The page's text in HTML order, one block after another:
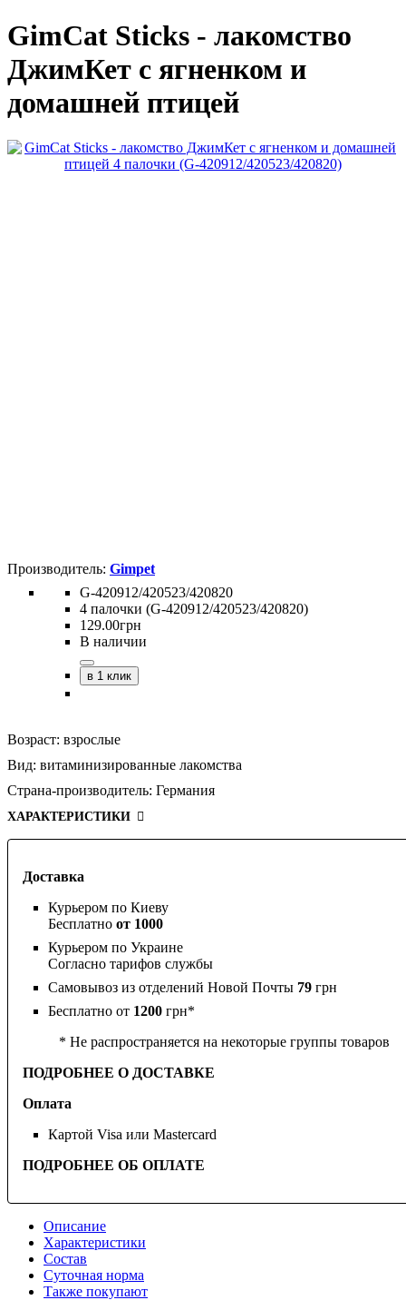
GimCat Sticks - лакомство
ДжимКет с ягненком и
домашней птицей
Доставка
Курьером по Киеву
Бесплатно от 1000
Курьером по Украине
Согласно тарифов службы
Самовывоз из отделений Новой Почты 79 грн
Бесплатно от 1200 грн*
* Не распространяется на некоторые группы товаров
ПОДРОБНЕЕ О ДОСТАВКЕ
Оплата
Картой Visa или Mastercard
ПОДРОБНЕЕ ОБ ОПЛАТЕ
Gimpet
G-420912/420523/420820
4 палочки (G-420912/420523/420820)
129.00грн
В наличии
в 1 клик
Возраст: взрослые
Вид: витаминизированные лакомства
Страна-производитель: Германия
ХАРАКТЕРИСТИКИ
Описание
Характеристики
Состав
Суточная норма
Также покупают